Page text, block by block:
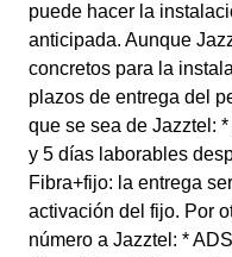
puede hacer la
anticipada. Aunque
concretos para la
plazos de entrega del
que se sea de Jazztel:
y 5 días laborables
Fibra+fijo: la entrega
activación del fijo. Por
número a Jazztel: *